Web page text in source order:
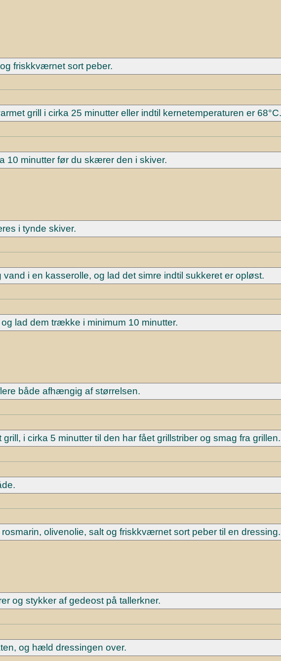
friskkværnet sort peber.
grill i cirka 25 minutter eller indtil kernetemperaturen er 68°C.
10 minutter før du skærer den i skiver.
i tynde skiver.
i en kasserolle, og lad det simre indtil sukkeret er opløst.
lad dem trække i minimum 10 minutter.
både afhængig af størrelsen.
i cirka 5 minutter til den har fået grillstriber og smag fra grillen.
olivenolie, salt og friskkværnet sort peber til en dressing.
og stykker af gedeost på tallerkner.
og hæld dressingen over.